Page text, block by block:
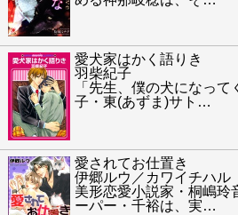
愛犬家はかく語りき
羽柴紀子
「先生、僕の犬になって
子・東(あずま)サト …
愛されてお仕置き
伊郷ルウ／カワイチハル
美形恋愛小説家・桐嶋玲
ーパー・千裕は、実…